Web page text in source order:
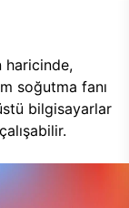
haricinde,
soğutma fanı
bilgisayarlar